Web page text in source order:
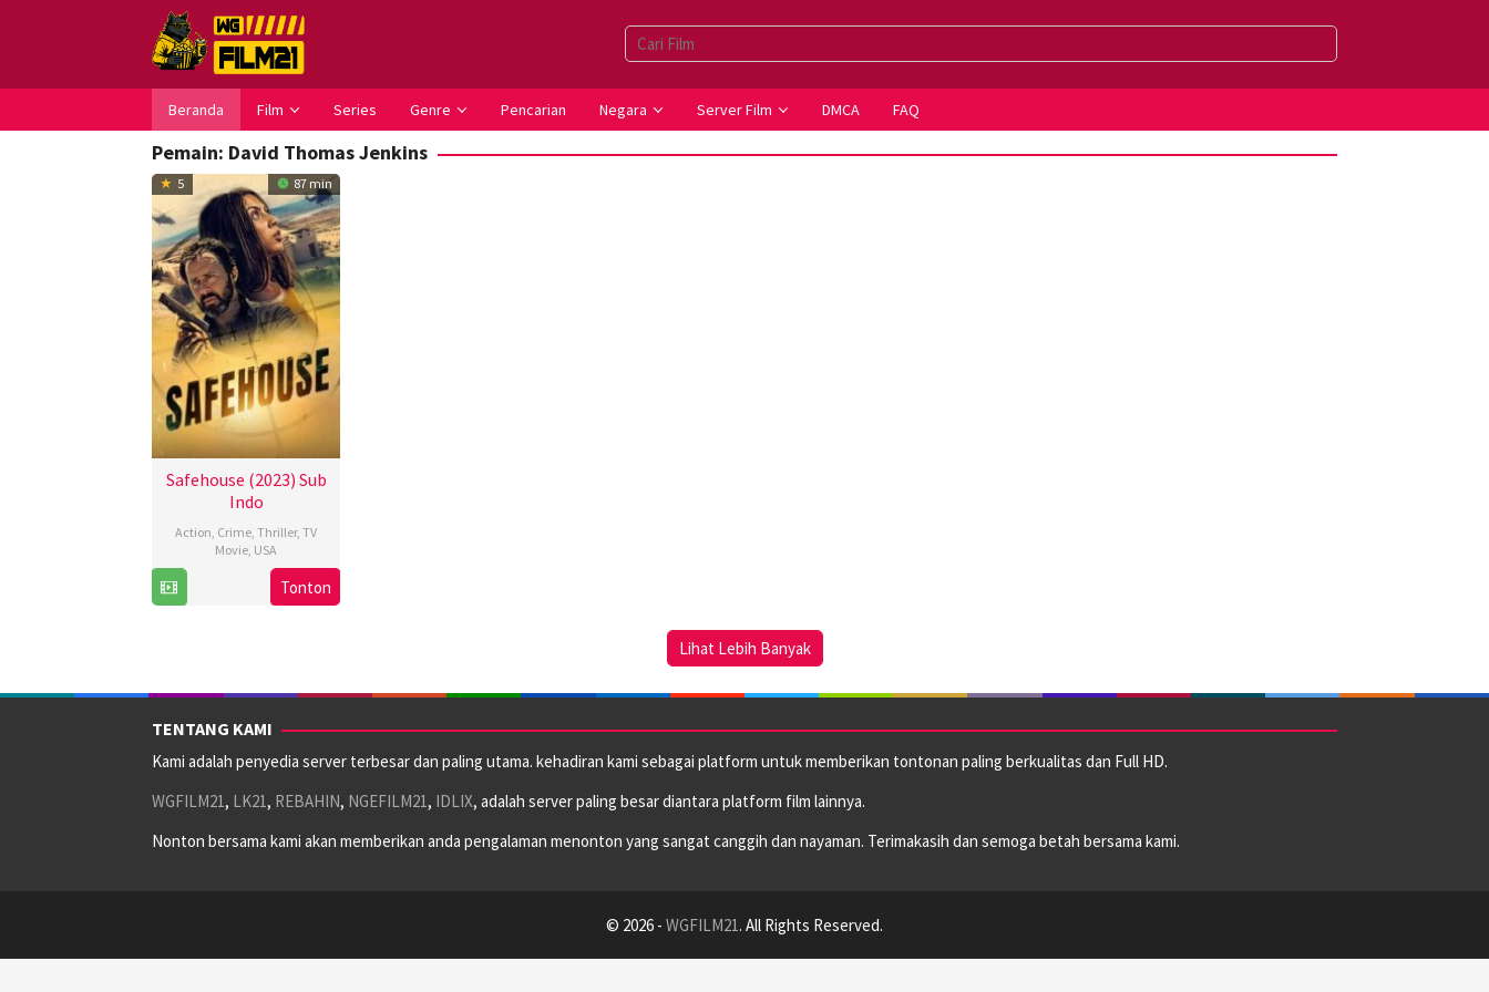
Beranda Film Series Genre Pencarian Negara Server Film DMCA FAQ
Pemain: David Thomas Jenkins
5 87 min
Safehouse (2023) Sub
Indo
Action, Crime, Thriller, TV
Movie, USA
Sep
Street
Tonton
Lihat Lebih Banyak
TENTANG KAMI
Kami adalah penyedia server terbesar dan paling utama. kehadiran kami sebagai platform untuk memberikan tontonan paling berkualitas dan Full HD.
WGFILM21, LK21, REBAHIN, NGEFILM21, IDLIX, adalah server paling besar diantara platform film lainnya.
Nonton bersama kami akan memberikan anda pengalaman menonton yang sangat canggih dan nayaman. Terimakasih dan semoga betah bersama kami.
© 2026 - WGFILM21. All Rights Reserved.